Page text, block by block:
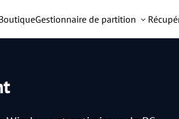
Gestionnaire de partition